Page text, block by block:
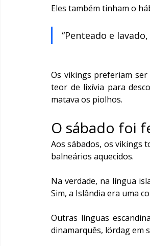
Eles também tinham o
“Penteado e
Os vikings preferiam
teor de lixívia para
matava os piolhos.
O sábado foi
Aos sábados, os vikings
balneários aquecidos.
Na verdade, na língua
Sim, a Islândia era uma
Outras línguas
dinamarquês, lördag em